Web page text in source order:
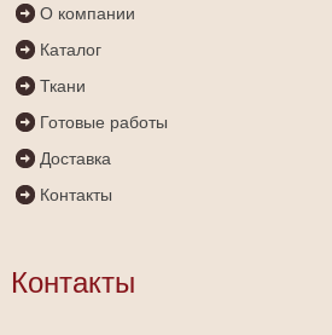
О компании
Каталог
Ткани
Готовые работы
Доставка
Контакты
Контакты